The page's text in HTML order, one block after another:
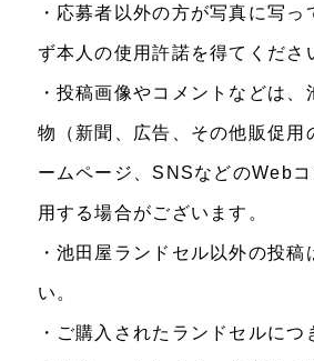
・応募者以外の方が写真に写っ
ず本人の使用許諾を得てくださ
・投稿画像やコメントなどは、
物（新聞、広告、その他販促用
ームページ、SNSなどのWeb
用する場合がございます。
・池田屋ランドセル以外の投稿
い。
・ご購入されたランドセルにつ